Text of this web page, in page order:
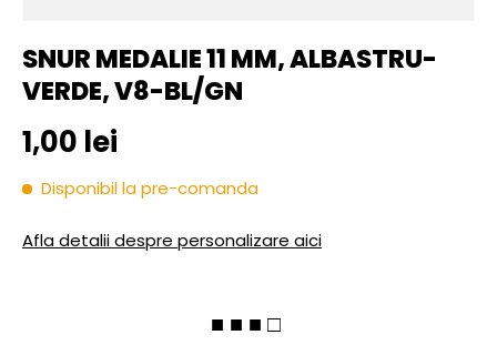
SNUR MEDALIE 11 MM, ALBASTRU-
VERDE, V8-BL/GN
Pret initial
1,00 lei
Disponibil la pre-comanda
Afla detalii despre personalizare aici
■ ■ ■ □